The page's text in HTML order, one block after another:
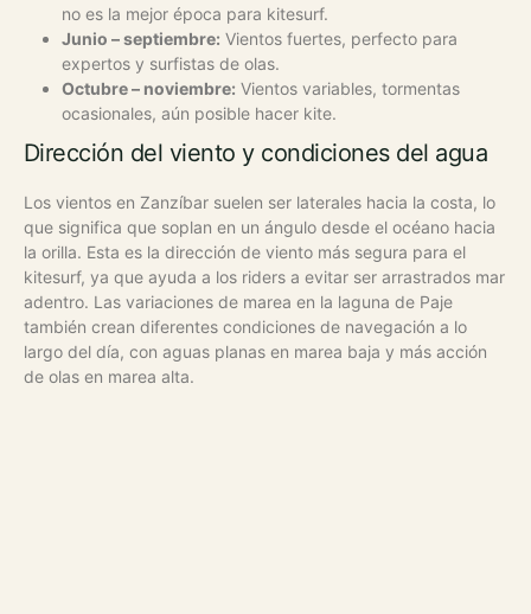
no es la mejor época para kitesurf.
Junio – septiembre: Vientos fuertes, perfecto para
expertos y surfistas de olas.
Octubre – noviembre: Vientos variables, tormentas
ocasionales, aún posible hacer kite.
Dirección del viento y condiciones del agua
Los vientos en Zanzíbar suelen ser laterales hacia la costa, lo
que significa que soplan en un ángulo desde el océano hacia
la orilla. Esta es la dirección de viento más segura para el
kitesurf, ya que ayuda a los riders a evitar ser arrastrados mar
adentro. Las variaciones de marea en la laguna de Paje
también crean diferentes condiciones de navegación a lo
largo del día, con aguas planas en marea baja y más acción
de olas en marea alta.